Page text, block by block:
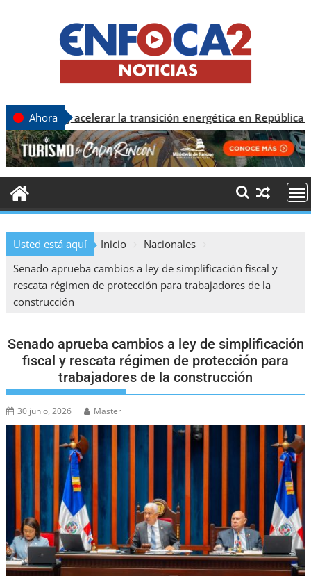
Ahora
la transición energética en República Dominicana
Usted está aquí Inicio
Nacionales
Senado aprueba cambios a ley de simplificación fiscal y
rescata régimen de protección para trabajadores de la
construcción
Senado aprueba cambios a ley de simplificación
fiscal y rescata régimen de protección para
trabajadores de la construcción
30 junio, 2026 Master